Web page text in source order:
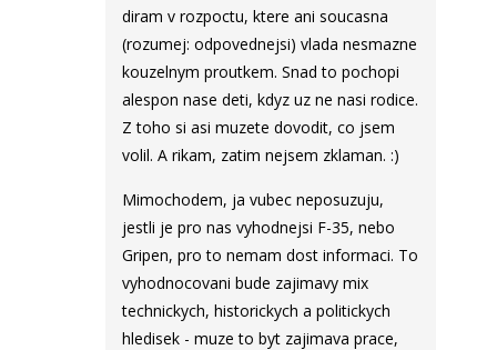
diram v rozpoctu, ktere ani soucasna
(rozumej: odpovednejsi) vlada nesmazne
kouzelnym proutkem. Snad to pochopi
alespon nase deti, kdyz uz ne nasi rodice.
Z toho si asi muzete dovodit, co jsem
volil. A rikam, zatim nejsem zklaman. :)
Mimochodem, ja vubec neposuzuju,
jestli je pro nas vyhodnejsi F-35, nebo
Gripen, pro to nemam dost informaci. To
vyhodnocovani bude zajimavy mix
technickych, historickych a politickych
hledisek - muze to byt zajimava prace,